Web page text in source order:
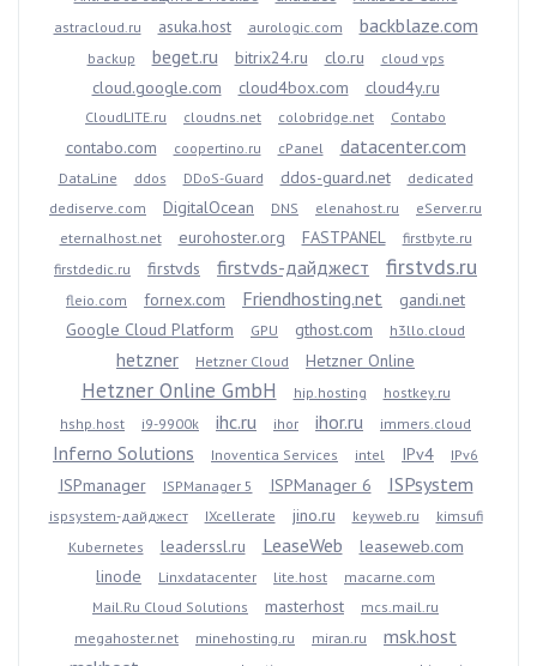
astracloud.ru
asuka.host aurologic.com backblaze.com
backup beget.ru bitrix24.ru clo.ru cloud vps
cloud.google.com cloud4box.com cloud4y.ru
CloudLITE.ru cloudns.net colobridge.net Contabo
contabo.com coopertino.ru cPanel datacenter.com
DataLine ddos DDoS-Guard ddos-guard.net
dedicated
dediserve.com
DigitalOcean DNS elenahost.ru
eServer.ru
eternalhost.net
eurohoster.org FASTPANEL
firstbyte.ru
firstdedic.ru
firstvds firstvds-дайджест firstvds.ru
fleio.com fornex.com Friendhosting.net
gandi.net
Google Cloud Platform
GPU gthost.com h3llo.cloud
hetzner Hetzner Cloud Hetzner Online
Hetzner Online GmbH hip.hosting
hostkey.ru
hshp.host
i9-9900k ihc.ru ihor ihor.ru immers.cloud
Inferno Solutions Inoventica Services intel IPv4 IPv6
ISPmanager ISPManager 5 ISPManager 6 ISPsystem
ispsystem-дайджест IXcellerate jino.ru keyweb.ru
kimsufi
Kubernetes
leaderssl.ru LeaseWeb
leaseweb.com
linode
Linxdatacenter lite.host
macarne.com
Mail.Ru Cloud Solutions
masterhost
mcs.mail.ru
megahoster.net
minehosting.ru miran.ru
msk.host